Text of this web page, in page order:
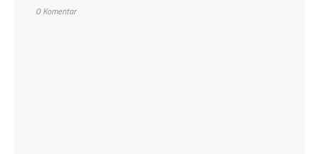
0 Komentar